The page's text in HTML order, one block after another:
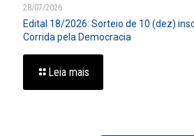
28/07/2026
Edital 18/2026: Sorteio de 10 (dez)
Corrida pela Democracia
Leia mais